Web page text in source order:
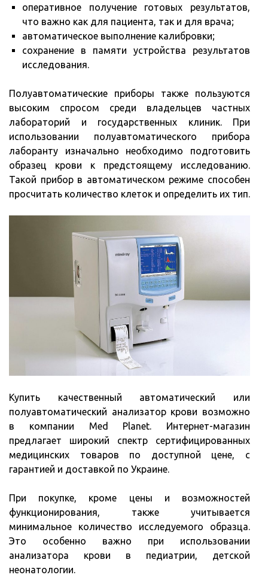
оперативное получение готовых результатов,
что важно как для пациента, так и для врача;
автоматическое выполнение калибровки;
сохранение в памяти устройства результатов
исследования.
Полуавтоматические приборы также пользуются
высоким спросом среди владельцев частных
лабораторий и государственных клиник. При
использовании полуавтоматического прибора
лаборанту изначально необходимо подготовить
образец крови к предстоящему исследованию.
Такой прибор в автоматическом режиме способен
просчитать количество клеток и определить их тип.
Купить качественный автоматический или
полуавтоматический анализатор крови возможно
в компании Med Planet. Интернет-магазин
предлагает широкий спектр сертифицированных
медицинских товаров по доступной цене, с
гарантией и доставкой по Украине.
При покупке, кроме цены и возможностей
функционирования, также учитывается
минимальное количество исследуемого образца.
Это особенно важно при использовании
анализатора крови в педиатрии, детской
неонатологии.